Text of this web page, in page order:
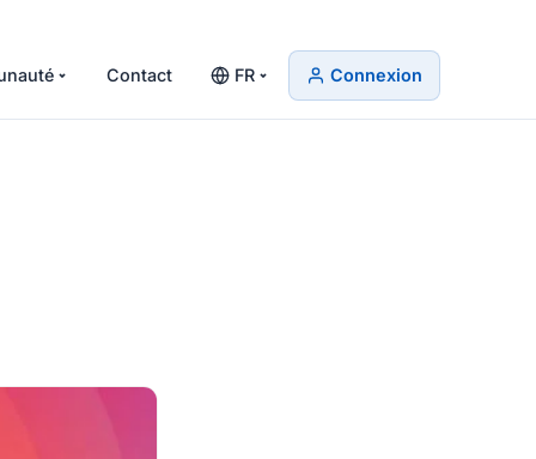
Contact FR Connexion